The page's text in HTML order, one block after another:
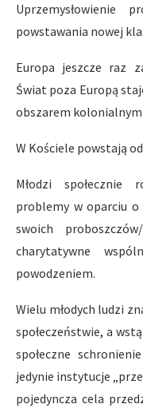
powstawania nowej
Europa jeszcze raz
Świat poza Europą
obszarem
W Kościele powstają
Młodzi społecznie
problemy w oparciu
swoich
charytatywne
powodzeniem.
Wielu młodych ludzi
społeczeństwie, a
społeczne
jedynie instytucje
pojedyncza cela